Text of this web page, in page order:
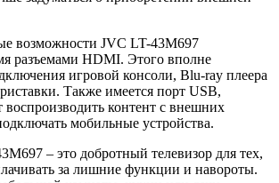
возможности JVC LT-43M697
разъемами HDMI. Этого вполне
игровой консоли, Blu-ray плеера
Также имеется порт USB,
воспроизводить контент с внешних
мобильные устройства.
– это добротный телевизор для тех,
за лишние функции и навороты.